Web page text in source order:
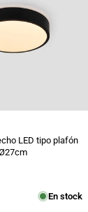
LED tipo plafón
En stock